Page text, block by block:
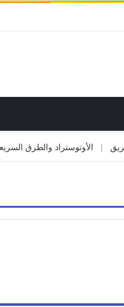
| الأوتوستراد والطرق السريعة |